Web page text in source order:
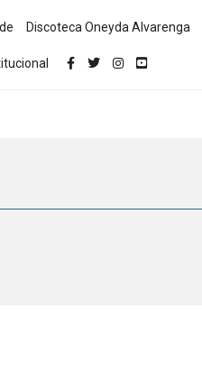
Discoteca Oneyda Alvarenga